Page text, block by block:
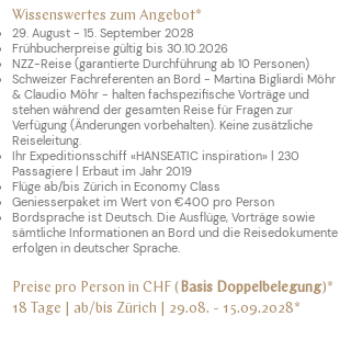
Wissenswertes zum Angebot*
29. August - 15. September 2028
Frühbucherpreise gültig bis 30.10.2026
NZZ-Reise (garantierte Durchführung ab 10 Personen)
Schweizer Fachreferenten an Bord - Martina Bigliardi Möhr
& Claudio Möhr - halten fachspezifische Vorträge und
stehen während der gesamten Reise für Fragen zur
Verfügung (Änderungen vorbehalten). Keine zusätzliche
Reiseleitung.
Ihr Expeditionsschiff «HANSEATIC inspiration» | 230
Passagiere | Erbaut im Jahr 2019
Flüge ab/bis Zürich in Economy Class
Geniesserpaket im Wert von €400 pro Person
Bordsprache ist Deutsch. Die Ausflüge, Vorträge sowie
sämtliche Informationen an Bord und die Reisedokumente
erfolgen in deutscher Sprache.
Preise pro Person in CHF ( Basis Doppelbelegung)*
18 Tage | ab/bis Zürich | 29.08. - 15.09.2028*